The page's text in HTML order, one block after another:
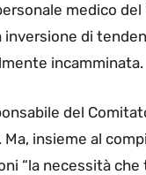
medico del
inversione di
incamminata.
del
Ma, insieme al
“la necessità